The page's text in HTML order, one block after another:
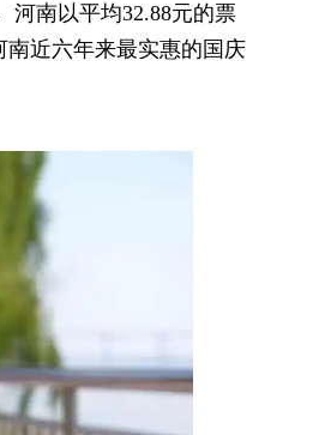
河南以平均32.88元的票
近六年来最实惠的国庆